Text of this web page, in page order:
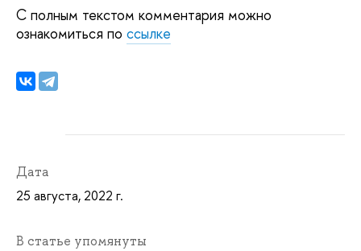
С полным текстом комментария можно
ознакомиться по ссылке
Дата
25 августа, 2022 г.
В статье упомянуты